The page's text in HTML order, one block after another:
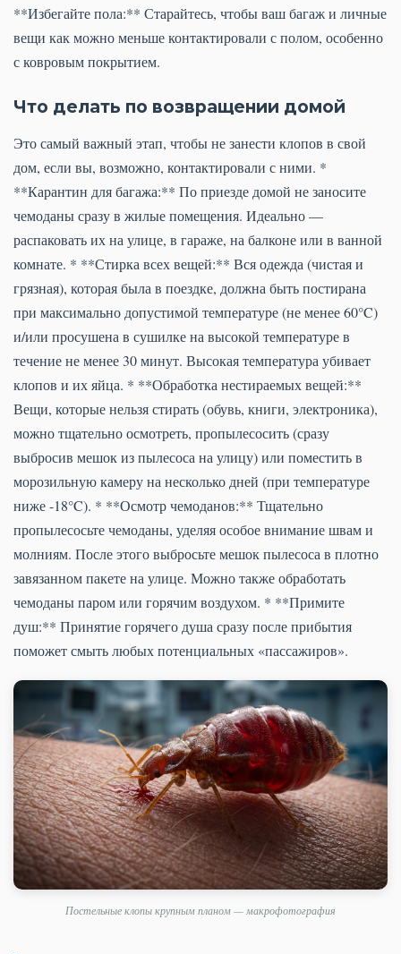
**Избегайте пола:** Старайтесь, чтобы ваш багаж и личные
вещи как можно меньше контактировали с полом, особенно
с ковровым покрытием.
Что делать по возвращении домой
Это самый важный этап, чтобы не занести клопов в свой
дом, если вы, возможно, контактировали с ними. *
**Карантин для багажа:** По приезде домой не заносите
чемоданы сразу в жилые помещения. Идеально —
распаковать их на улице, в гараже, на балконе или в ванной
комнате. * **Стирка всех вещей:** Вся одежда (чистая и
грязная), которая была в поездке, должна быть постирана
при максимально допустимой температуре (не менее 60°C)
и/или просушена в сушилке на высокой температуре в
течение не менее 30 минут. Высокая температура убивает
клопов и их яйца. * **Обработка нестираемых вещей:**
Вещи, которые нельзя стирать (обувь, книги, электроника),
можно тщательно осмотреть, пропылесосить (сразу
выбросив мешок из пылесоса на улицу) или поместить в
морозильную камеру на несколько дней (при температуре
ниже -18°C). * **Осмотр чемоданов:** Тщательно
пропылесосьте чемоданы, уделяя особое внимание швам и
молниям. После этого выбросьте мешок пылесоса в плотно
завязанном пакете на улице. Можно также обработать
чемоданы паром или горячим воздухом. * **Примите
душ:** Принятие горячего душа сразу после прибытия
поможет смыть любых потенциальных «пассажиров».
Постельные клопы крупным планом — макрофотография